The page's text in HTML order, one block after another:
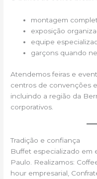
montagem
exposição
equipe
garçons quando
Atendemos feiras e
centros de convenções
incluindo a região da
corporativos.
Tradição e confiança
Buffet especializado em
Paulo. Realizamos:
hour empresarial,